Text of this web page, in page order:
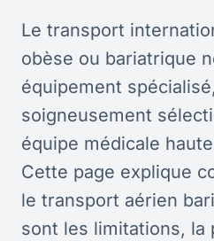
Le transport
obèse ou bariatrique
équipement
soigneusement
équipe médicale
Cette page explique
le transport aérien
sont les limitations, la